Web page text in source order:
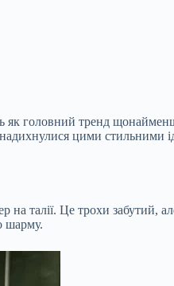
як головний тренд
цими стильними
на талії. Це трохи забутий,
шарму.